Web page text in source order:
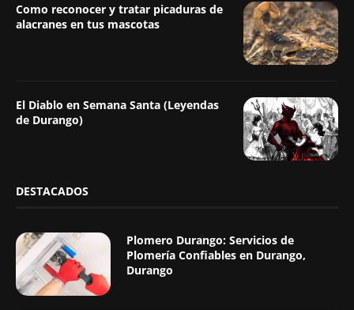
Como reconocer y tratar picaduras de
alacranes en tus mascotas
El Diablo en Semana Santa (Leyendas
de Durango)
DESTACADOS
Plomero Durango: Servicios de
Plomería Confiables en Durango,
Durango